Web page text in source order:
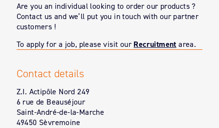
Are you an individual looking to order our products ?
Contact us and we’ll put you in touch with our partner
customers !
To apply for a job, please visit ourRecruitment area.
Contact details
Z.I. Actipôle Nord 249
6 rue de Beauséjour
Saint-André-de-la-Marche
49450 Sèvremoine